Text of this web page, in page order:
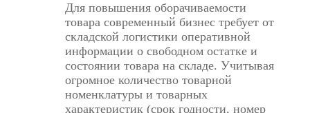
Для повышения оборачиваемости
товара современный бизнес требует от
складской логистики оперативной
информации о свободном остатке и
состоянии товара на складе. Учитывая
огромное количество товарной
номенклатуры и товарных
характеристик (срок годности, номер